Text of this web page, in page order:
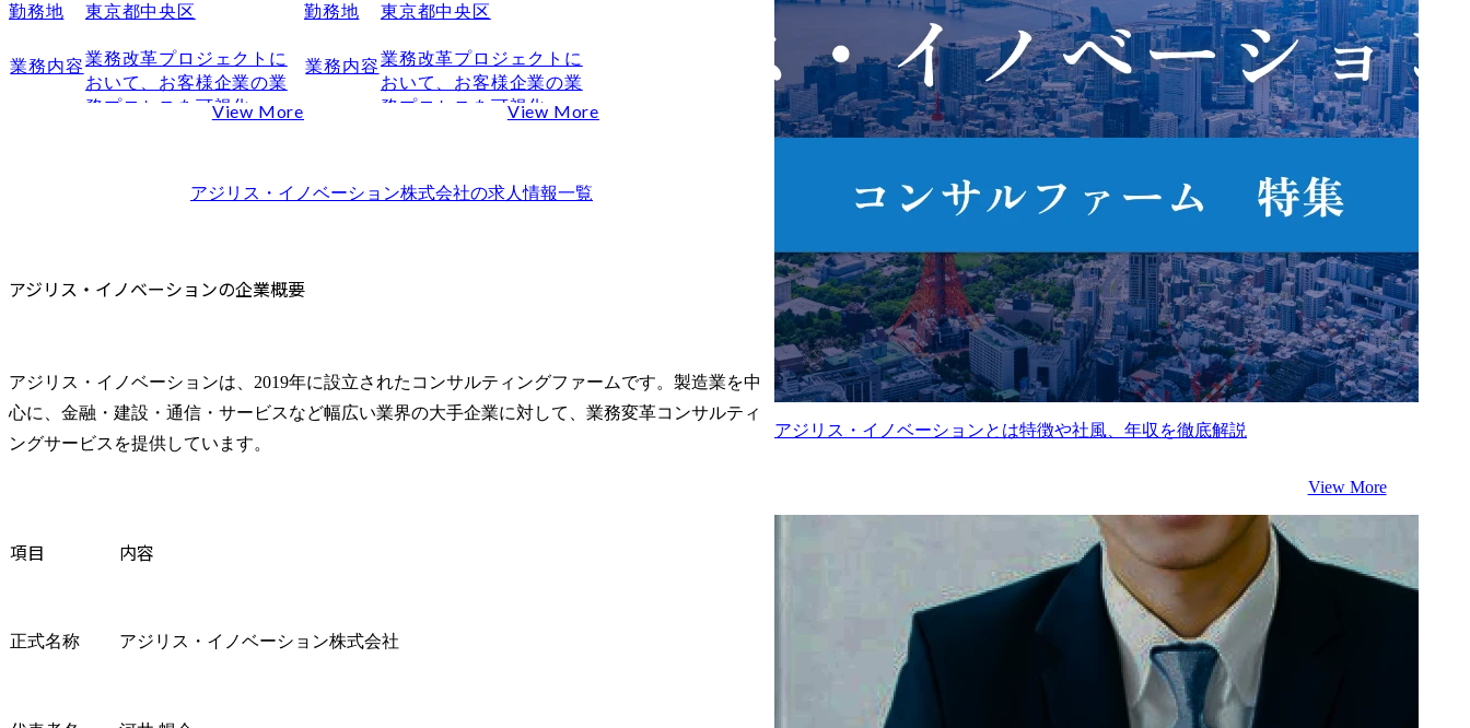
アジリス・イノベーションの面接でよく聞かれる質問
志望動機・転職動機に関する質問例
経験・スキルを問う質問例
思考力を確認する質問例
面接練習と準備の進め方
模擬面接で実践的な対策を実施
Q.アジリス・イノベーション面接でケース問題は出ますか？
Q.英語力は面接で問われますか？
Q.転職エージェントを使うメリットはありますか？
勤務地 東京都中央区
業務内容業務改革プロジェクトに
おいて、お客様企業の業
務プロセスを可視化・分
フェーズにおける業務プ
た業務分析
View More
勤務地 東京都中央区
業務内容業務改革プロジェクトに
おいて、お客様企業の業
務プロセスを可視化・分
フェーズにおける業務プ
View More
アジリス・イノベーション株式会社の求人情報一覧
アジリス・イノベーションの企業概要
アジリス・イノベーションは、2019年に設立されたコンサルティングファームです。製造業を中
心に、金融・建設・通信・サービスなど幅広い業界の大手企業に対して、業務変革コンサルティ
ングサービスを提供しています。
項目 内容
正式名称 アジリス・イノベーション株式会社
アジリス・イノベーションとは特徴や社風、年収を徹底解説
View More